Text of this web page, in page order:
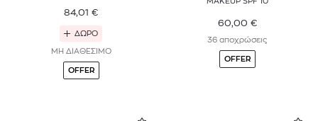
84,01 €
ΔΩΡΟ
ΜΗ ΔΙΑΘΕΣΙΜΟ
OFFER
60,00 €
36 αποχρώσεις
OFFER